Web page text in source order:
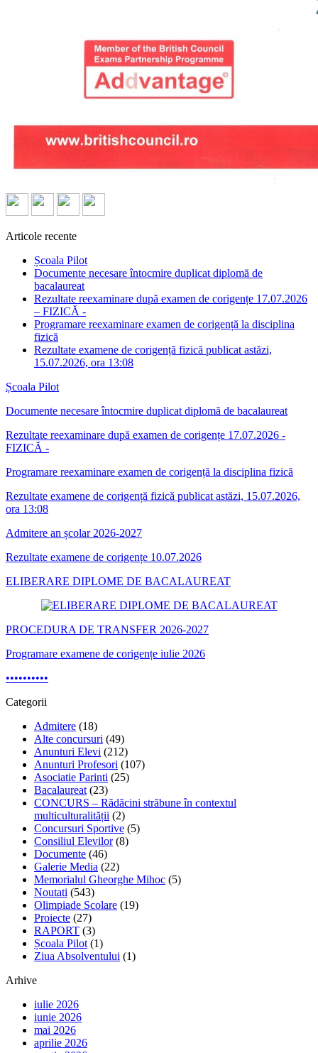
Articole recente
Școala Pilot
Documente necesare întocmire duplicat diplomă de
bacalaureat
Rezultate reexaminare după examen de corigențe 17.07.2026
– FIZICĂ -
Programare reexaminare examen de corigență la disciplina
fizică
Rezultate examene de corigență fizică publicat astăzi,
15.07.2026, ora 13:08
Școala Pilot
Documente necesare întocmire duplicat diplomă de bacalaureat
Rezultate reexaminare după examen de corigențe 17.07.2026 -
FIZICĂ -
Programare reexaminare examen de corigență la disciplina fizică
Rezultate examene de corigență fizică publicat astăzi, 15.07.2026,
ora 13:08
Admitere an școlar 2026-2027
Rezultate examene de corigențe 10.07.2026
ELIBERARE DIPLOME DE BACALAUREAT
PROCEDURA DE TRANSFER 2026-2027
Programare examene de corigențe iulie 2026
••••••••••
Categorii
Admitere (18)
Alte concursuri (49)
Anunturi Elevi (212)
Anunturi Profesori (107)
Asociatie Parinti (25)
Bacalaureat (23)
CONCURS – Rădăcini străbune în contextul
multiculturalității (2)
Concursuri Sportive (5)
Consiliul Elevilor(8)
Documente (46)
Galerie Media (22)
Memorialul Gheorghe Mihoc (5)
Noutati (543)
Olimpiade Scolare (19)
Proiecte (27)
RAPORT (3)
Școala Pilot (1)
Ziua Absolventului (1)
Arhive
iulie 2026
iunie 2026
mai 2026
aprilie 2026